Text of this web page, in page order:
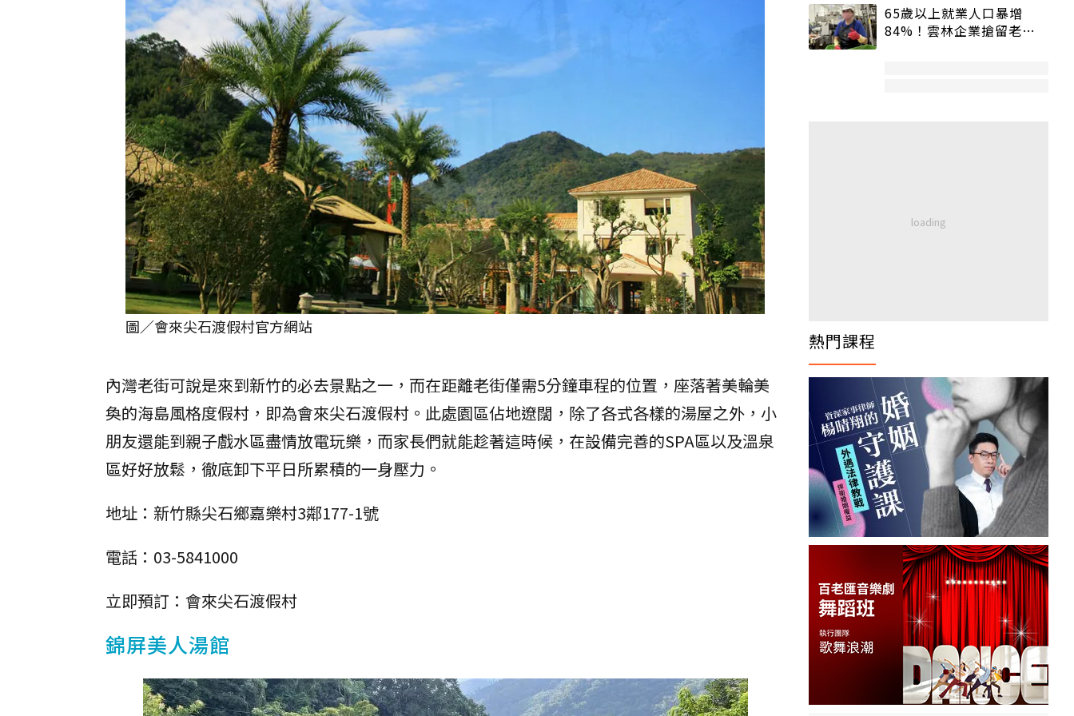
圖／會來尖石渡假村官方網站
內灣老街可說是來到新竹的必去景點之一，而在距離老街僅需5分鐘車程的位置，座落著美輪美
奐的海島風格度假村，即為會來尖石渡假村。此處園區佔地遼闊，除了各式各樣的湯屋之外，小
朋友還能到親子戲水區盡情放電玩樂，而家長們就能趁著這時候，在設備完善的SPA區以及溫泉
區好好放鬆，徹底卸下平日所累積的一身壓力。
地址：新竹縣尖石鄉嘉樂村3鄰177-1號
電話：03-5841000
立即預訂：會來尖石渡假村
錦屏美人湯館
65歲以上就業人口暴增
84%！雲林企業搶留老員
熱門課程